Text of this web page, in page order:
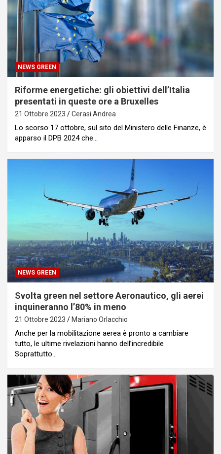
NEWS GREEN
Riforme energetiche: gli obiettivi dell’Italia
presentati in queste ore a Bruxelles
21 Ottobre 2023 Cerasi Andrea
Lo scorso 17 ottobre, sul sito del Ministero delle Finanze, è
apparso il DPB 2024 che…
NEWS GREEN
Svolta green nel settore Aeronautico, gli aerei
inquineranno l’80% in meno
21 Ottobre 2023 Mariano Orlacchio
Anche per la mobilitazione aerea è pronto a cambiare
tutto, le ultime rivelazioni hanno dell’incredibile
Soprattutto…